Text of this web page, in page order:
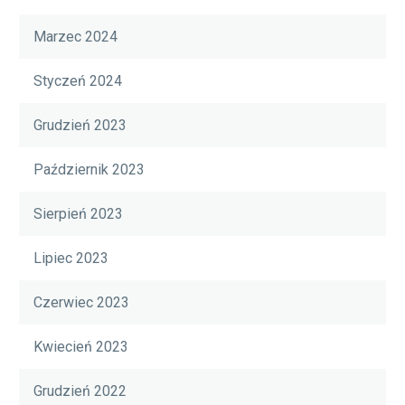
Marzec 2024
Styczeń 2024
Grudzień 2023
Październik 2023
Sierpień 2023
Lipiec 2023
Czerwiec 2023
Kwiecień 2023
Grudzień 2022